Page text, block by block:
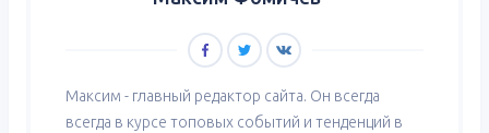
Максим - главный редактор сайта. Он всегда
всегда в курсе топовых событий и тенденций в